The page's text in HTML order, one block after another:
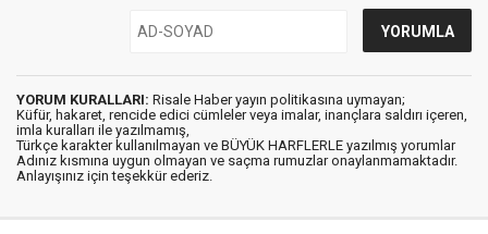
YORUM KURALLARI: Risale Haber yayın politikasına uymayan;
Küfür, hakaret, rencide edici cümleler veya imalar, inançlara saldırı içeren,
imla kuralları ile yazılmamış,
Türkçe karakter kullanılmayan ve BÜYÜK HARFLERLE yazılmış yorumlar
Adınız kısmına uygun olmayan ve saçma rumuzlar onaylanmamaktadır.
Anlayışınız için teşekkür ederiz.